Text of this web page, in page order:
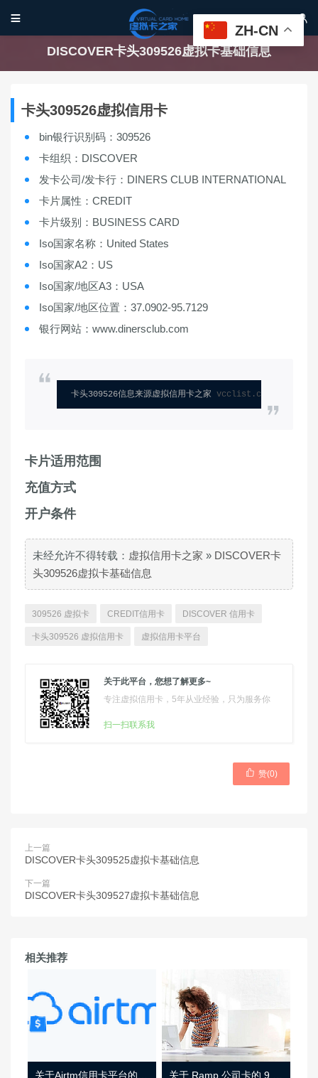
 
DISCOVER卡头309526虚拟卡基础信息
卡头309526虚拟信用卡
bin银行识别码：309526
卡组织：DISCOVER
发卡公司/发卡行：DINERS CLUB INTERNATIONAL
卡片属性：CREDIT
卡片级别：BUSINESS CARD
Iso国家名称：United States
Iso国家A2：US
Iso国家/地区A3：USA
Iso国家/地区位置：37.0902-95.7129
银行网站：www.dinersclub.com
卡头309526信息来源虚拟信用卡之家 vcclist.com
卡片适用范围
充值方式
开户条件
未经允许不得转载： 虚拟信用卡之家 » DISCOVER卡
头309526虚拟卡基础信息
309526 虚拟卡 CREDIT信用卡 DISCOVER 信用卡
卡头309526 虚拟信用卡 虚拟信用卡平台
关于此平台，您想了解更多~
专注虚拟信用卡，5年从业经验，只为服务你
扫一扫联系我
 赞(0)
上一篇
DISCOVER卡头309525虚拟卡基础信息
下一篇
DISCOVER卡头309527虚拟卡基础信息
相关推荐
ZH-CN